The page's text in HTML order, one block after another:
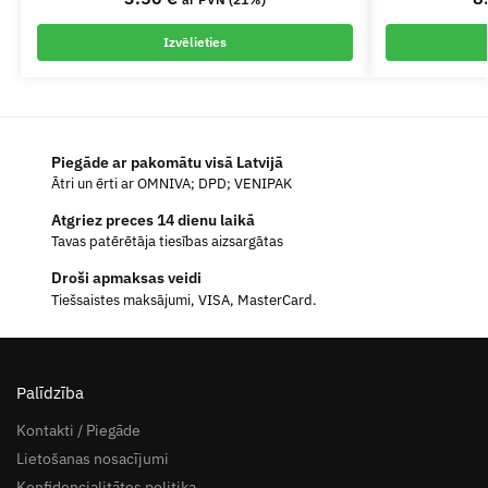
Izvēlieties
Piegāde ar pakomātu visā Latvijā
Ātri un ērti ar OMNIVA; DPD; VENIPAK
Atgriez preces 14 dienu laikā
Tavas patērētāja tiesības aizsargātas
Droši apmaksas veidi
Tiešsaistes maksājumi, VISA, MasterCard.
Palīdzība
Kontakti / Piegāde
Lietošanas nosacījumi